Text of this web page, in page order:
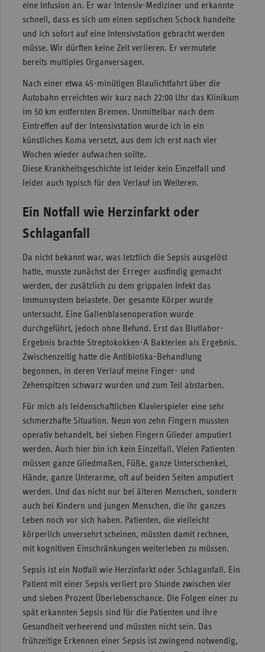
eine Infusion an. Er war Intensiv-Mediziner und erkannte
schnell, dass es sich um einen septischen Schock handelte
und ich sofort auf eine Intensivstation gebracht werden
müsse. Wir dürften keine Zeit verlieren. Er vermutete
bereits multiples Organversagen.
Nach einer etwa 45-minütigen Blaulichtfahrt über die
Autobahn erreichten wir kurz nach 22:00 Uhr das Klinikum
im 50 km entfernten Bremen. Unmittelbar nach dem
Eintreffen auf der Intensivstation wurde ich in ein
künstliches Koma versetzt, aus dem ich erst nach vier
Wochen wieder aufwachen sollte.
Diese Krankheitsgeschichte ist leider kein Einzelfall und
leider auch typisch für den Verlauf im Weiteren.
Ein Notfall wie Herzinfarkt oder
Schlaganfall
Da nicht bekannt war, was letztlich die Sepsis ausgelöst
hatte, musste zunächst der Erreger ausfindig gemacht
werden, der zusätzlich zu dem grippalen Infekt das
Immunsystem belastete. Der gesamte Körper wurde
untersucht. Eine Gallenblasenoperation wurde
durchgeführt, jedoch ohne Befund. Erst das Blutlabor-
Ergebnis brachte Streptokokken-A Bakterien als Ergebnis.
Zwischenzeitig hatte die Antibiotika-Behandlung
begonnen, in deren Verlauf meine Finger- und
Zehenspitzen schwarz wurden und zum Teil abstarben.
Für mich als leidenschaftlichen Klavierspieler eine sehr
schmerzhafte Situation. Neun von zehn Fingern mussten
operativ behandelt, bei sieben Fingern Glieder amputiert
werden. Auch hier bin ich kein Einzelfall. Vielen Patienten
müssen ganze Gliedmaßen, Füße, ganze Unterschenkel,
Hände, ganze Unterarme, oft auf beiden Seiten amputiert
werden. Und das nicht nur bei älteren Menschen, sondern
auch bei Kindern und jungen Menschen, die ihr ganzes
Leben noch vor sich haben. Patienten, die vielleicht
körperlich unversehrt scheinen, müssten damit rechnen,
mit kognitiven Einschränkungen weiterleben zu müssen.
Sepsis ist ein Notfall wie Herzinfarkt oder Schlaganfall. Ein
Patient mit einer Sepsis verliert pro Stunde zwischen vier
und sieben Prozent Überlebenschance. Die Folgen einer zu
spät erkannten Sepsis sind für die Patienten und ihre
Gesundheit verheerend und müssten nicht sein. Das
frühzeitige Erkennen einer Sepsis ist zwingend notwendig,